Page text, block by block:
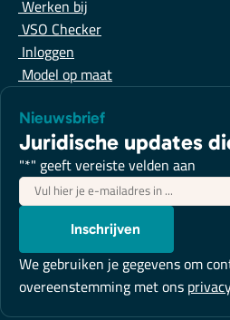
Werken bij
VSO Checker
Inloggen
Model op maat
Nieuwsbrief
Juridische updates
"*" geeft vereiste velden aan
E-
mailadres*
Inschrijven
We gebruiken je gegevens om
overeenstemming met ons